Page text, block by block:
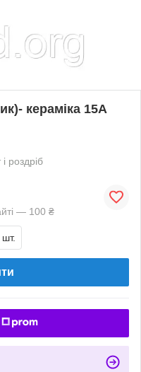
кераміка 15A
роздріб
— 100 ₴
шт.